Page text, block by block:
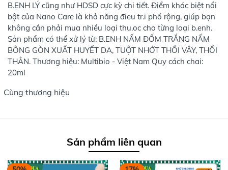
B.ENH LÝ cũng như HDSD cực kỳ chi tiết. Điểm khác biệt nổi
bật của Nano Care là khả năng đieu tr.i phổ rộng, giúp bạn
không cần phải mua nhiều loại thu.oc cho từng loại b.enh.
Sản phẩm có thể xử lý từ: B.ENH NẤM ĐỐM TRẮNG NẤM
BÔNG GÒN XUẤT HUYẾT DA, TUỘT NHỚT THỐI VÂY, THỐI
THÂN. Thương hiệu: Multibio - Việt Nam Quy cách chai:
20ml
Cùng thương hiệu
Sản phẩm liên quan